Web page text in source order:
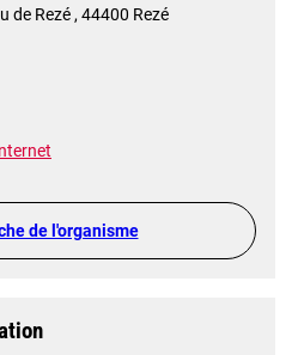
de Rezé , 44400 Rezé
de l'organisme